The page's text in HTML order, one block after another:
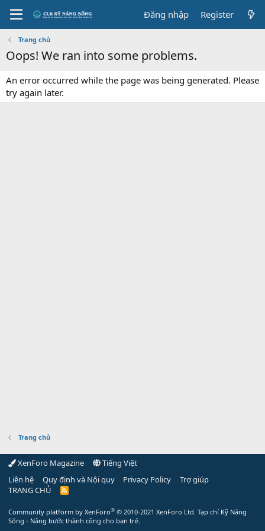
Đăng nhập Register
Trang chủ
Oops! We ran into some problems.
An error occurred while the page was being generated. Please
try again later.
Trang chủ
XenForo Magazine
Tiếng Việt
Liên hệ
Quy định và Nội quy Privacy Policy
Trợ giúp
TRANG CHỦ
R
Community platform by XenForo® © 2010-2021 XenForo Ltd. Tạp chí Kỹ Năng
Sống - Nâng bước thành công cho bạn trẻ.